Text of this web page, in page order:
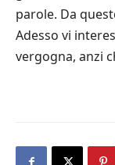
parole. Da
Adesso vi
vergogna, anzi